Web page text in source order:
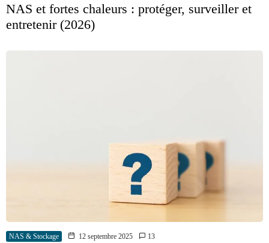
NAS et fortes chaleurs : protéger, surveiller et
entretenir (2026)
NAS & Stockage 12 septembre 2025 13